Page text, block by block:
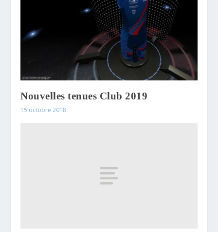
Nouvelles tenues Club 2019
15 octobre 2018